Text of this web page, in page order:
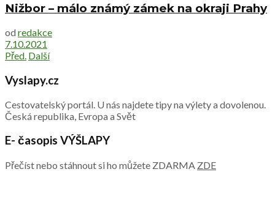
Nižbor – málo známý zámek na okraji Prahy
od redakce
7.10.2021
Před. Další
Vyslapy.cz
Cestovatelský portál. U nás najdete tipy na výlety a dovolenou.
Česká republika, Evropa a Svět
E- časopis VÝŠLAPY
Přečíst nebo stáhnout si ho můžete ZDARMA ZDE